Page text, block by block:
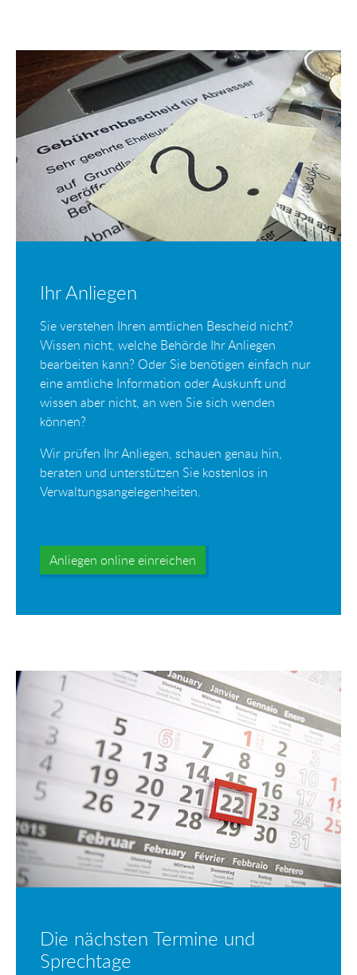
Ihr Anliegen
Sie verstehen Ihren amtlichen Bescheid nicht?
Wissen nicht, welche Behörde Ihr Anliegen
bearbeiten kann? Oder Sie benötigen einfach nur
eine amtliche Information oder Auskunft und
wissen aber nicht, an wen Sie sich wenden
können?
Wir prüfen Ihr Anliegen, schauen genau hin,
beraten und unterstützen Sie kostenlos in
Verwaltungsangelegenheiten.
Anliegen online einreichen
Die nächsten Termine und
Sprechtage